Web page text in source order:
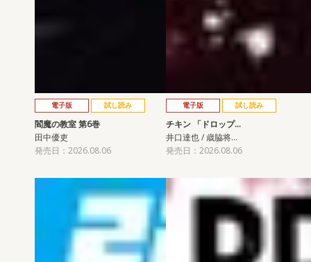
電子版 試し読み
閻魔の教室 第6巻
田中優吏
発売日：2026.08.06
電子版 試し読み
チキン 「ドロップ…
井口達也 / 歳脇将…
発売日：2026.08.06